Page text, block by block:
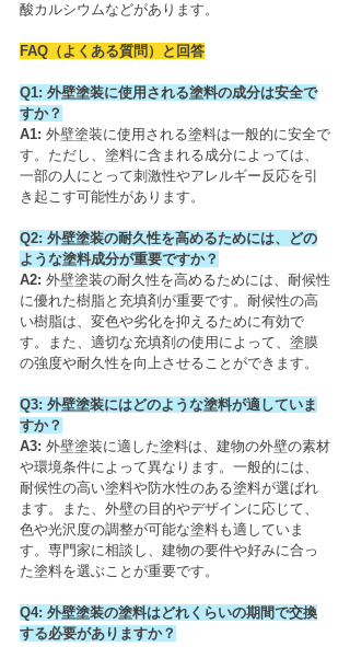
酸カルシウムなどがあります。
FAQ（よくある質問）と回答
Q1: 外壁塗装に使用される塗料の成分は安全で
すか？
A1: 外壁塗装に使用される塗料は一般的に安全で
す。ただし、塗料に含まれる成分によっては、
一部の人にとって刺激性やアレルギー反応を引
き起こす可能性があります。
Q2: 外壁塗装の耐久性を高めるためには、どの
ような塗料成分が重要ですか？
A2: 外壁塗装の耐久性を高めるためには、耐候性
に優れた樹脂と充填剤が重要です。耐候性の高
い樹脂は、変色や劣化を抑えるために有効で
す。また、適切な充填剤の使用によって、塗膜
の強度や耐久性を向上させることができます。
Q3: 外壁塗装にはどのような塗料が適していま
すか？
A3: 外壁塗装に適した塗料は、建物の外壁の素材
や環境条件によって異なります。一般的には、
耐候性の高い塗料や防水性のある塗料が選ばれ
ます。また、外壁の目的やデザインに応じて、
色や光沢度の調整が可能な塗料も適していま
す。専門家に相談し、建物の要件や好みに合っ
た塗料を選ぶことが重要です。
Q4: 外壁塗装の塗料はどれくらいの期間で交換
する必要がありますか？